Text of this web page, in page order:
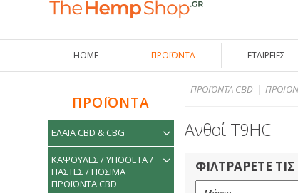
HOME ΠΡΟΪΟΝΤΑ ΕΤΑΙΡΕΙΕΣ
ΠΡΟΪΟΝΤΑ
ΕΛΑΙΑ CBD & CBG
ΚΑΨΟΥΛΕΣ / ΥΠΟΘΕΤΑ /
ΠΑΣΤΕΣ / ΠΟΣΙΜΑ
ΠΡΟΪΟΝΤΑ CBD
ΠΡΟΪΟΝΤΑ CBD
Ανθοί T9HC
ΦΙΛΤΡΑΡΕΤΕ